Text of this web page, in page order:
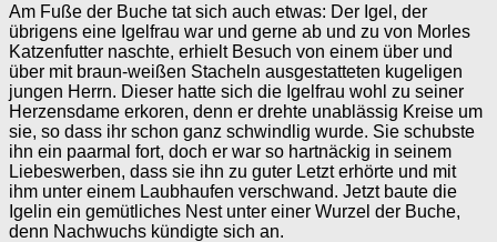
Am Fuße der Buche tat sich auch etwas: Der Igel, der
übrigens eine Igelfrau war und gerne ab und zu von Morles
Katzenfutter naschte, erhielt Besuch von einem über und
über mit braun-weißen Stacheln ausgestatteten kugeligen
jungen Herrn. Dieser hatte sich die Igelfrau wohl zu seiner
Herzensdame erkoren, denn er drehte unablässig Kreise um
sie, so dass ihr schon ganz schwindlig wurde. Sie schubste
ihn ein paarmal fort, doch er war so hartnäckig in seinem
Liebeswerben, dass sie ihn zu guter Letzt erhörte und mit
ihm unter einem Laubhaufen verschwand. Jetzt baute die
Igelin ein gemütliches Nest unter einer Wurzel der Buche,
denn Nachwuchs kündigte sich an.